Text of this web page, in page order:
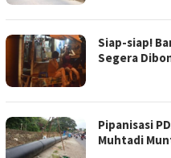
Siap-siap!
Segera
Pipanisasi
Muhtadi